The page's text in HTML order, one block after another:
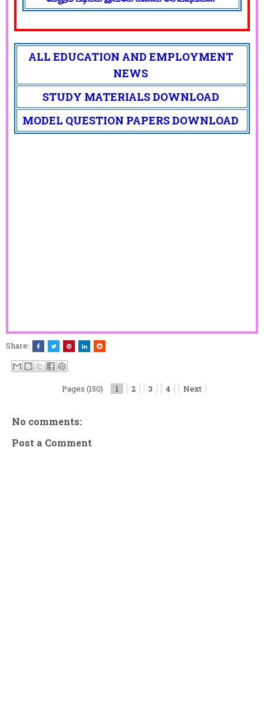
ALL EDUCATION AND EMPLOYMENT
NEWS
STUDY MATERIALS DOWNLOAD
MODEL QUESTION PAPERS DOWNLOAD
Share:
Pages (150) 1 2 3 4 Next
No comments:
Post a Comment